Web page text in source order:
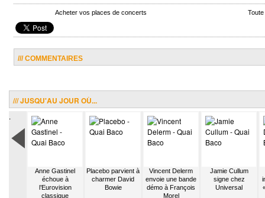
Acheter vos places de concerts
/// COMMENTAIRES
/// JUSQU'AU JOUR OÙ...
.
Anne Gastinel
échoue à
l’Eurovision
classique
Placebo parvient à
charmer David
Bowie
Vincent Delerm
envoie une bande
démo à François
Morel
Jamie Cullum
signe chez
Universal